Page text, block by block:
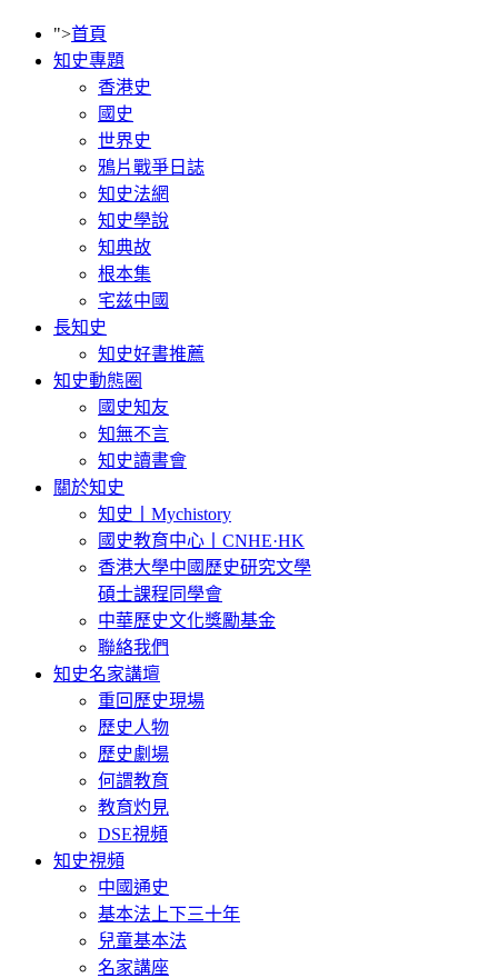
">首頁
知史專題
香港史
國史
世界史
鴉片戰爭日誌
知史法網
知史學說
知典故
根本集
宅兹中國
長知史
知史好書推薦
知史動態圈
國史知友
知無不言
知史讀書會
關於知史
知史丨Mychistory
國史教育中心丨CNHE·HK
香港大學中國歷史研究文學
碩士課程同學會
中華歷史文化獎勵基金
聯絡我們
知史名家講壇
重回歷史現場
歷史人物
歷史劇場
何謂教育
教育灼見
DSE視頻
知史視頻
中國通史
基本法上下三十年
兒童基本法
名家講座